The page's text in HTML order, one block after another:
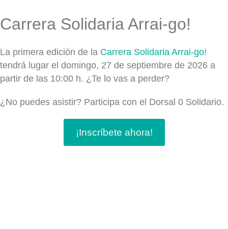
Carrera Solidaria Arrai-go!
La primera edición de la Carrera Solidaria Arrai-go!
tendrá lugar el domingo, 27 de septiembre de 2026 a
partir de las 10:00 h. ¿Te lo vas a perder?
¿No puedes asistir? Participa con el Dorsal 0 Solidario.
¡Inscríbete ahora!